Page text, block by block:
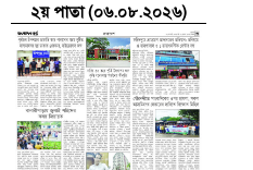
২য় পাতা (০৬.০৮.২০২৬)